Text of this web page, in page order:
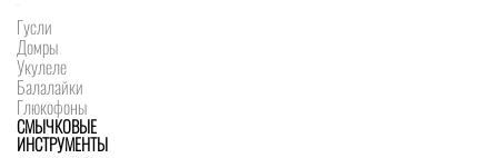
Гусли
Домры
Укулеле
Балалайки
Глюкофоны
СМЫЧКОВЫЕ
ИНСТРУМЕНТЫ